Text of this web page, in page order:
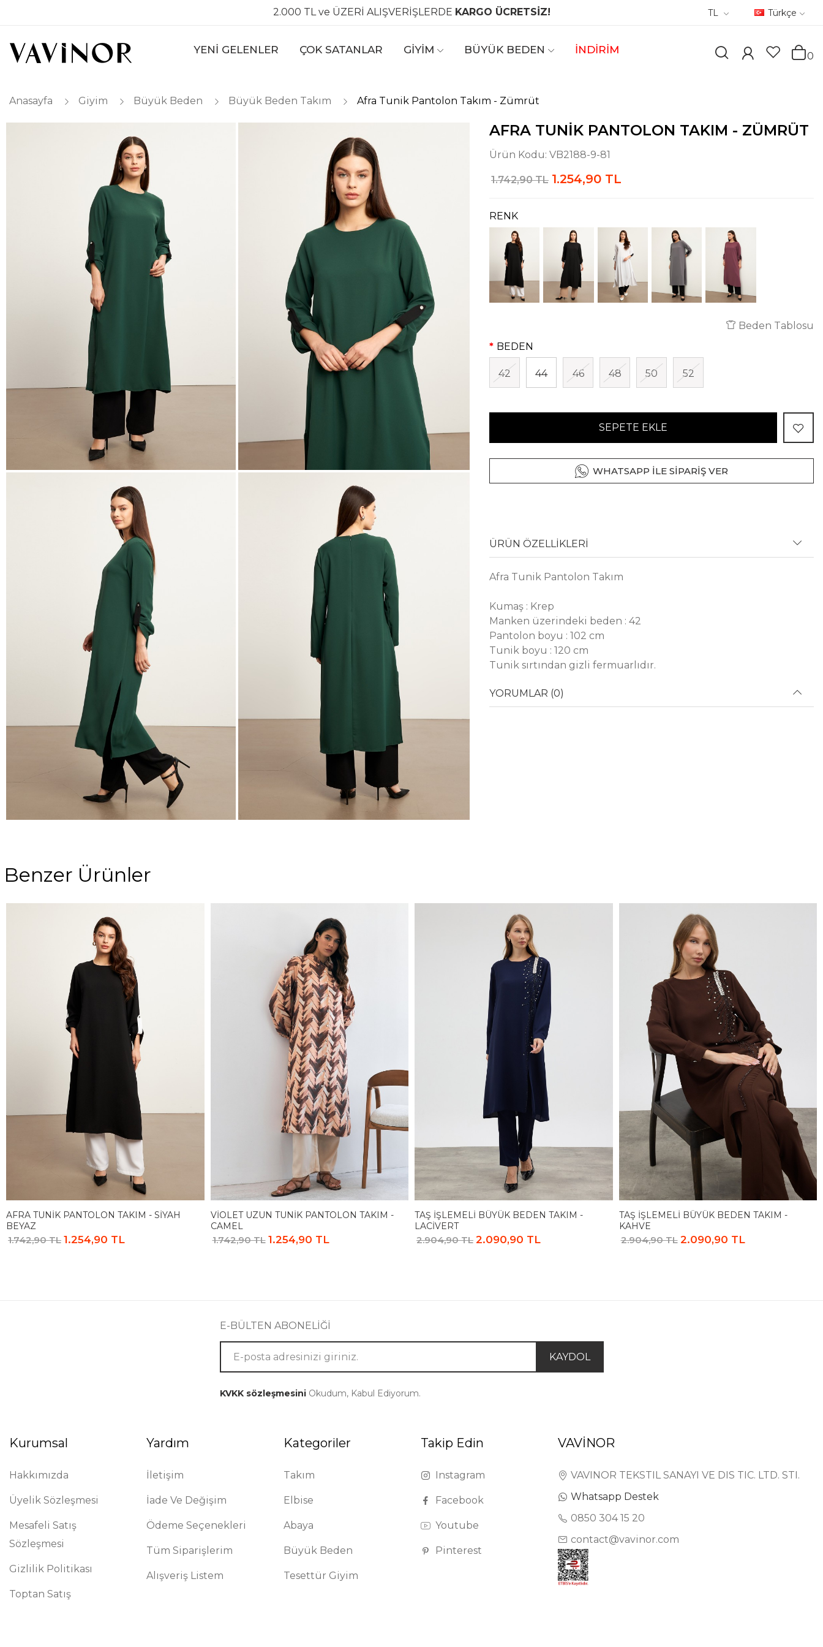
2.000 TL ve ÜZERİ ALIŞVERİŞLERDE KARGO ÜCRETSİZ! TL Türkçe
YENİ GELENLER ÇOK SATANLAR GİYİM BÜYÜK BEDEN İNDİRİM
0
Anasayfa Giyim Büyük Beden Büyük Beden Takım Afra Tunik Pantolon Takım - Zümrüt
AFRA TUNIK PANTOLON TAKIM - ZÜMRÜT
Ürün Kodu: VB2188-9-81
1.742,90 TL 1.254,90 TL
RENK
Beden Tablosu
BEDEN
42 44 46 48 50 52
SEPETE EKLE
WHATSAPP İLE SİPARİŞ VER
ÜRÜN ÖZELLİKLERİ
Afra Tunik Pantolon Takım
Kumaş : Krep
Manken üzerindeki beden : 42
Pantolon boyu : 102 cm
Tunik boyu : 120 cm
Tunik sırtından gizli fermuarlıdır.
YORUMLAR (0)
Benzer Ürünler
AFRA TUNIK PANTOLON TAKIM - SIYAH
BEYAZ
1.742,90 TL 1.254,90 TL
VIOLET UZUN TUNIK PANTOLON TAKIM -
CAMEL
1.742,90 TL 1.254,90 TL
TAŞ İŞLEMELI BÜYÜK BEDEN TAKIM -
LACIVERT
2.904,90 TL 2.090,90 TL
TAŞ İŞLEMELI BÜYÜK BEDEN TAKIM -
KAHVE
2.904,90 TL 2.090,90 TL
E-BÜLTEN ABONELİĞİ
KAYDOL
KVKK sözleşmesiniOkudum, Kabul Ediyorum.
Kurumsal
Hakkımızda
Üyelik Sözleşmesi
Mesafeli Satış
Sözleşmesi
Gizlilik Politikası
Toptan Satış
Yardım
İletişim
İade Ve Değişim
Ödeme Seçenekleri
Tüm Siparişlerim
Alışveriş Listem
Kategoriler
Takım
Elbise
Abaya
Büyük Beden
Tesettür Giyim
Takip Edin
Instagram
Facebook
Youtube
Pinterest
VAVİNOR
VAVINOR TEKSTIL SANAYI VE DIS TIC. LTD. STI.
Whatsapp Destek
0850 304 15 20
contact@vavinor.com